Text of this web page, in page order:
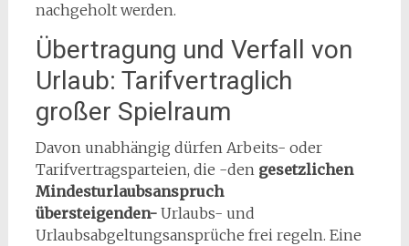
nachgeholt werden.
Übertragung und Verfall von
Urlaub: Tarifvertraglich
großer Spielraum
Davon unabhängig dürfen Arbeits- oder
Tarifvertragsparteien, die -den gesetzlichen
Mindesturlaubsanspruch
übersteigenden- Urlaubs- und
Urlaubsabgeltungsansprüche frei regeln. Eine